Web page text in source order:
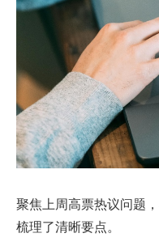
聚焦上周高票热议问题
梳理了清晰要点。